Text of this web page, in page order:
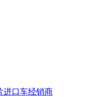
进口车经销商